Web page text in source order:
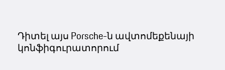
Դիտել այս Porsche-ն ավտոմեքենայի
կոնֆիգուրատորում